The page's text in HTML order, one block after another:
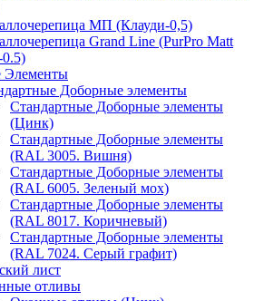
МП (Клауди-0,5)
Grand Line (PurPro Matt
0.5)
Элементы
Доборные элементы
Стандартные Доборные элементы
(Цинк)
Стандартные Доборные элементы
(RAL 3005. Вишня)
Стандартные Доборные элементы
(RAL 6005. Зеленый мох)
Стандартные Доборные элементы
(RAL 8017. Коричневый)
Стандартные Доборные элементы
(RAL 7024. Серый графит)
лист
отливы